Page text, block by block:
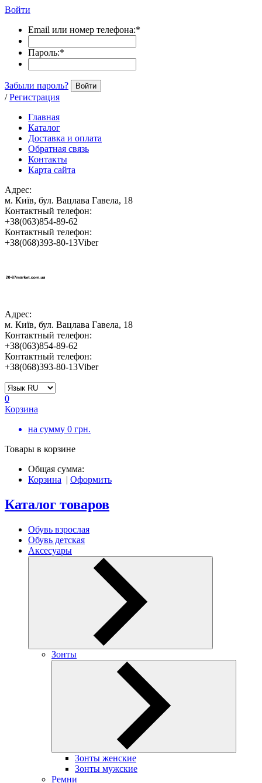
Войти
Email или номер телефона:*
Пароль:*
Забыли пароль? Войти
/ Регистрация
Главная
Каталог
Доставка и оплата
Обратная связь
Контакты
Карта сайта
Адрес:
м. Київ, бул. Вацлава Гавела, 18
Контактный телефон:
+38(063)854-89-62
Контактный телефон:
+38(068)393-80-13Viber
Адрес:
м. Київ, бул. Вацлава Гавела, 18
Контактный телефон:
+38(063)854-89-62
Контактный телефон:
+38(068)393-80-13Viber
0
Корзина
на сумму 0 грн.
Товары в корзине
Общая сумма:
Корзина | Оформить
Каталог товаров
Обувь взрослая
Обувь детская
Аксесуары
Зонты
Зонты женские
Зонты мужские
Ремни